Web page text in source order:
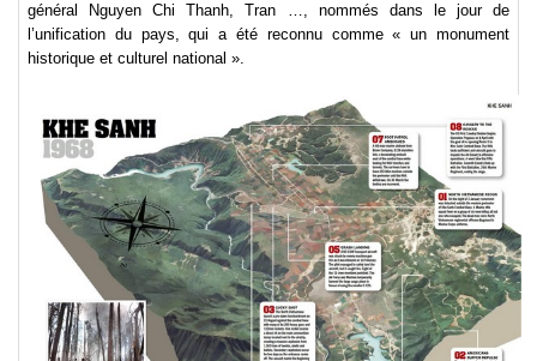
général Nguyen Chi Thanh, Tran …, nommés dans le jour de
l’unification du pays, qui a été reconnu comme « un monument
historique et culturel national ».